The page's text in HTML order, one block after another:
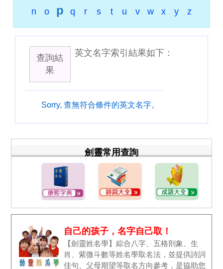
n
o p q r s t u v w x y z
查詢結
果
英文名字索引結果如下：
Sorry, 查無符合條件的英文名字。
劍靈常用查詢
自己的孩子，名字自己取！
【劍靈姓名學】綜合八字、五格剖象、生
肖、紫微斗數等姓名學取名法，並提供詩詞
佳句、父母期望等取名方向參考，是協助您